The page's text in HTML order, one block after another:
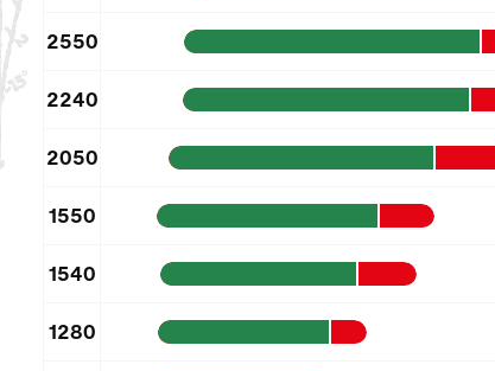
2550
2240
2050
1550
1540
1280